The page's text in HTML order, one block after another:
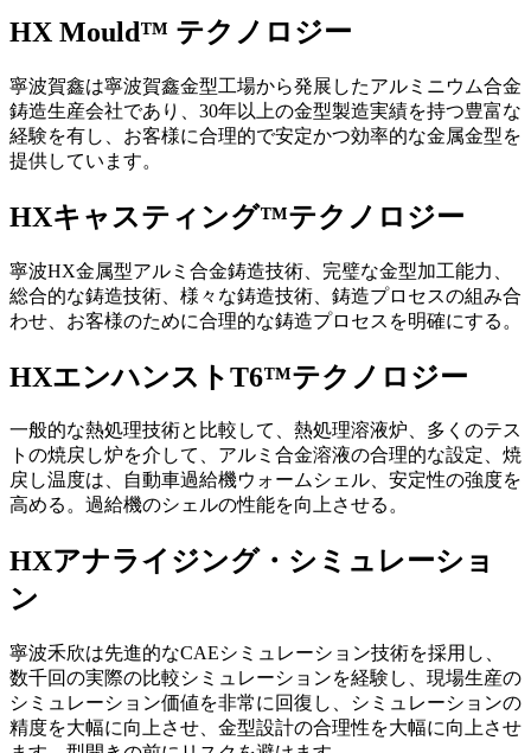
HX Mould™ テクノロジー
寧波賀鑫は寧波賀鑫金型工場から発展したアルミニウム合金
鋳造生産会社であり、30年以上の金型製造実績を持つ豊富な
経験を有し、お客様に合理的で安定かつ効率的な金属金型を
提供しています。
HXキャスティング™テクノロジー
寧波HX金属型アルミ合金鋳造技術、完璧な金型加工能力、
総合的な鋳造技術、様々な鋳造技術、鋳造プロセスの組み合
わせ、お客様のために合理的な鋳造プロセスを明確にする。
HXエンハンストT6™テクノロジー
一般的な熱処理技術と比較して、熱処理溶液炉、多くのテス
トの焼戻し炉を介して、アルミ合金溶液の合理的な設定、焼
戻し温度は、自動車過給機ウォームシェル、安定性の強度を
高める。過給機のシェルの性能を向上させる。
HXアナライジング・シミュレーショ
ン
寧波禾欣は先進的なCAEシミュレーション技術を採用し、
数千回の実際の比較シミュレーションを経験し、現場生産の
シミュレーション価値を非常に回復し、シミュレーションの
精度を大幅に向上させ、金型設計の合理性を大幅に向上させ